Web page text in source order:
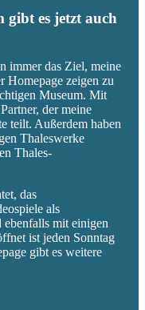
gibt es jetzt auch
immer das Ziel, meine
Homepage zeigen zu
Museum. Mit
der meine
teilt. Außerdem haben
Thaleswerke
Thales-
das
als
mit einigen
ist jeden Sonntag
gibt es weitere